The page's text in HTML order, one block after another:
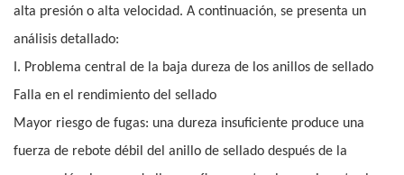
alta presión o alta velocidad. A continuación, se presenta un
análisis detallado:
I. Problema central de la baja dureza de los anillos de sellado
Falla en el rendimiento del sellado
Mayor riesgo de fugas: una dureza insuficiente produce una
fuerza de rebote débil del anillo de sellado después de la